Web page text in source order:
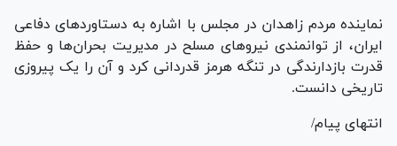
نماینده مردم زاهدان در مجلس با اشاره به دستاورد‌های دفاعی
ایران، از توانمندی نیرو‌های مسلح در مدیریت بحران‌ها و حفظ
قدرت بازدارندگی در تنگه هرمز قدردانی کرد و آن را یک پیروزی
تاریخی دانست.
انتهای پیام/